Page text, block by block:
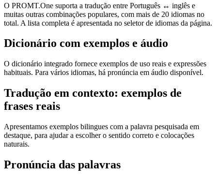
O PROMT.One suporta a tradução entre Português ↔ inglês e
muitas outras combinações populares, com mais de 20 idiomas no
total. A lista completa é apresentada no seletor de idiomas da página.
Dicionário com exemplos e áudio
O dicionário integrado fornece exemplos de uso reais e expressões
habituais. Para vários idiomas, há pronúncia em áudio disponível.
Tradução em contexto: exemplos de
frases reais
Apresentamos exemplos bilingues com a palavra pesquisada em
destaque, para ajudar a escolher o sentido correto e colocações
naturais.
Pronúncia das palavras